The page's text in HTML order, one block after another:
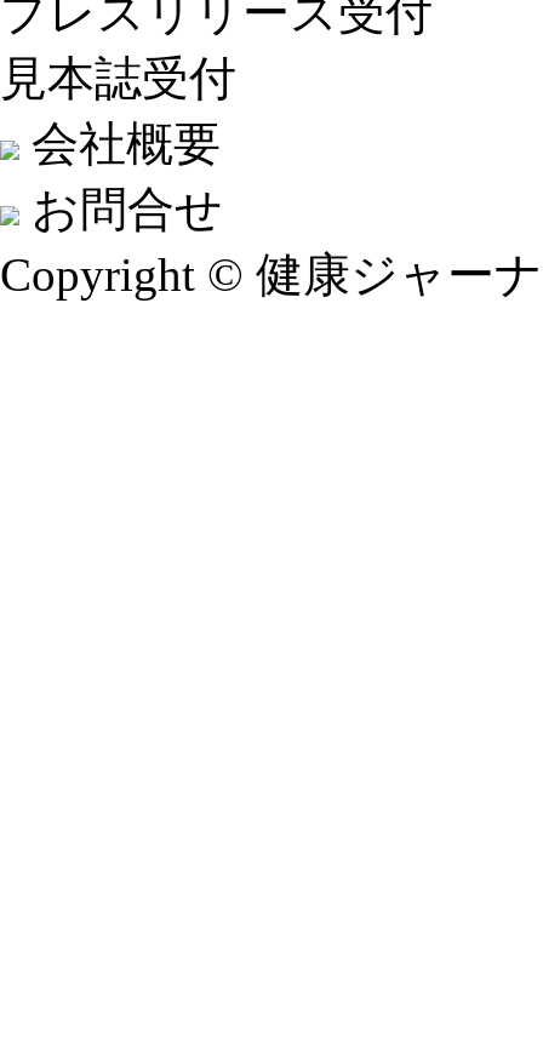
プレスリリース受付
見本誌受付
会社概要
お問合せ
Copyright © 健康ジャー